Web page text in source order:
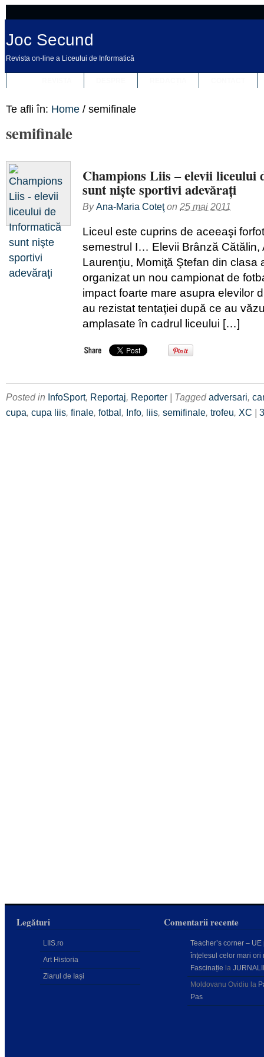
Joc Secund
Revista on-line a Liceului de Informatică
Te afli în: Home / semifinale
semifinale
Champions Liis – elevii liceului
sunt nişte sportivi adevăraţi
ByAna-Maria Coteţon 25 mai 2011
Liceul este cuprins de aceeaşi
semestrul I… Elevii Brânză Cătălin,
Laurenţiu, Momiţă Ştefan din clasa
organizat un nou campionat de
impact foarte mare asupra elevilor
au rezistat tentaţiei după ce au
amplasate în cadrul liceului […]
Posted in InfoSport, Reportaj, Reporter | Taggedadversari,
cupa, cupa liis, finale, fotbal, Info, liis, semifinale, trofeu, XC |
Legături
LIIS.ro
Art Historia
Ziarul de Iași
Comentarii recente
Teacher’s corner – UE
înțelesul celor mari ori
Fascinație la
Moldovanu Ovidiu la
Pas